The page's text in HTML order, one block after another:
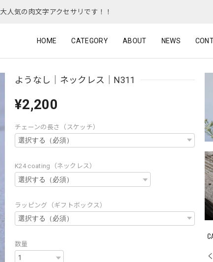
大人気の肉文字アクセサリです！！
HOME CATEGORY ABOUT NEWS
ようなし｜ネックレス｜N311
¥2,200
チェーンの長さ（スケッチ）
K24 coating（ネックレス）
ラッピング（ギフトボックス）
数量